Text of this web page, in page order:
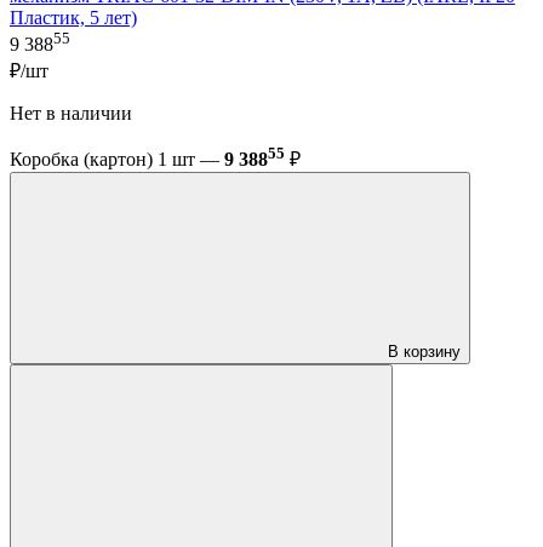
Пластик, 5 лет)
9 38855
₽/шт
Нет в наличии
Коробка (картон) 1 шт — 9 38855 ₽
В корзину